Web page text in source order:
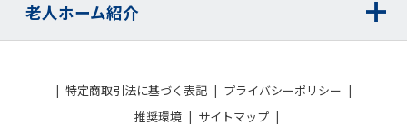
老人ホーム紹介
特定商取引法に基づく表記
プライバシーポリシー
推奨環境
サイトマップ